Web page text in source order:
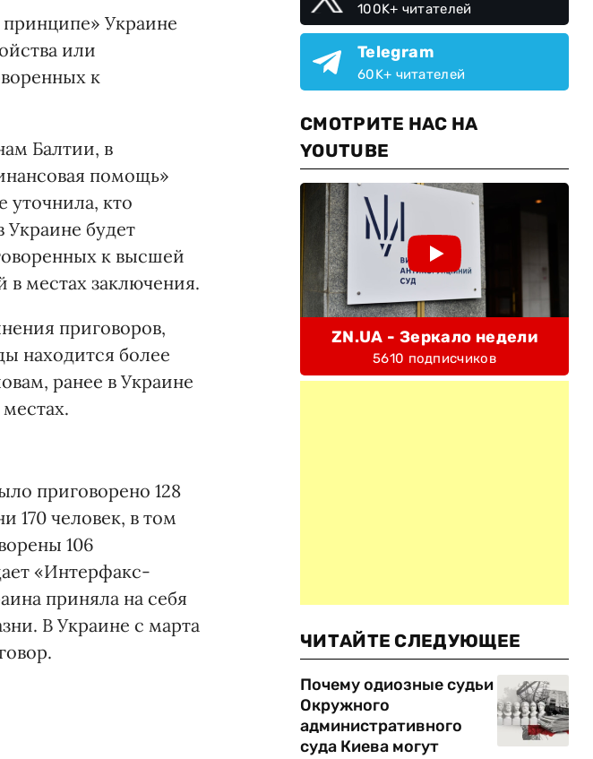
Украине
или
к
Балтии, в
помощь»
уточнила, кто
будет
к высшей
местах заключения.
приговоров,
находится более
ранее в Украине
приговорено 128
170 человек, в том
106
«Интерфакс-
приняла на себя
В Украине с марта
100K+ читателей
Telegram
60K+ читателей
СМОТРИТЕ НАС НА
YOUTUBE
ZN.UA - Зеркало недели
5610 подписчиков
ЧИТАЙТЕ СЛЕДУЮЩЕЕ
Почему одиозные судьи
Окружного
административного
суда Киева могут